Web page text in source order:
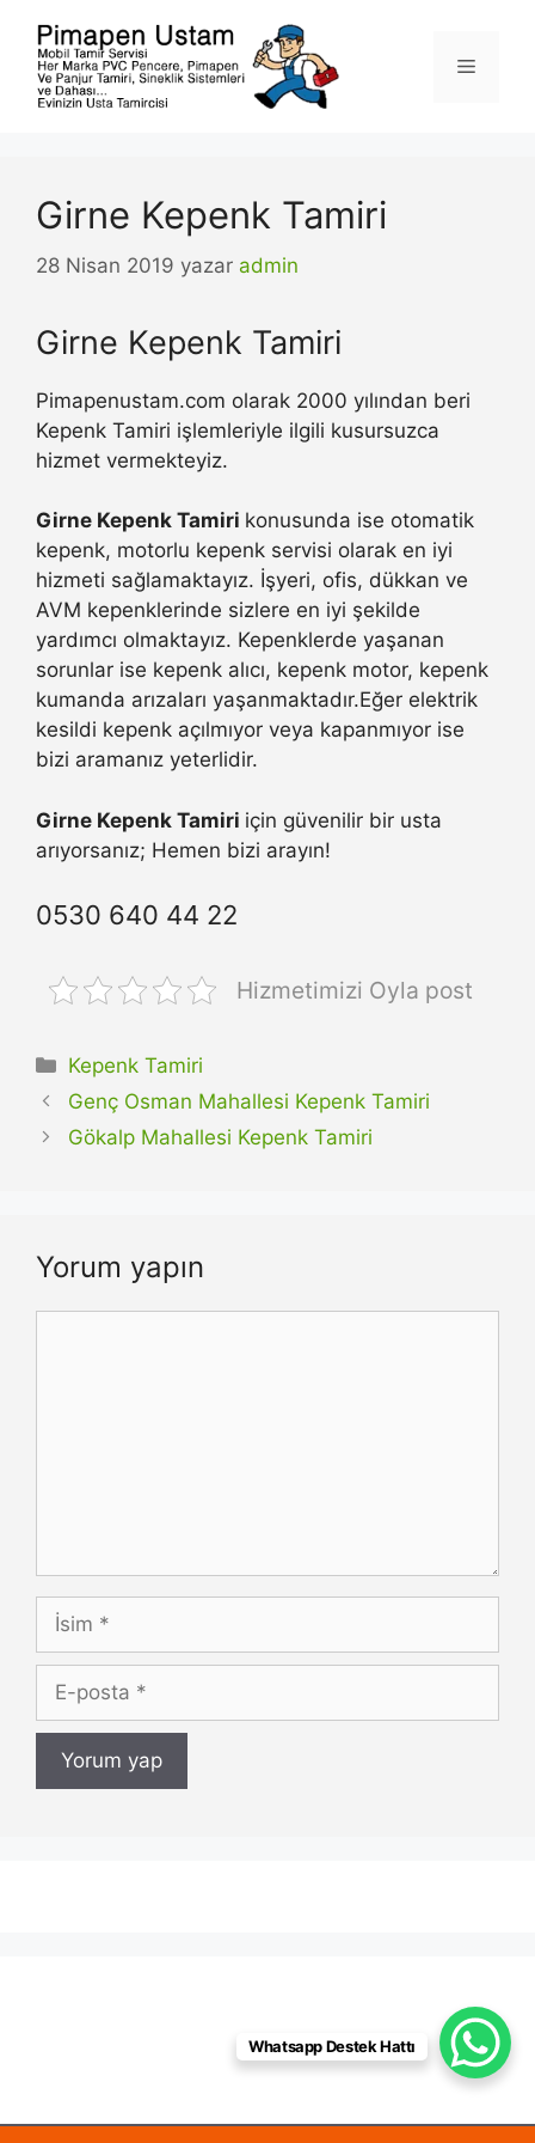
Menü
Girne Kepenk Tamiri
28 Nisan 2019 yazar admin
Girne Kepenk Tamiri
Pimapenustam.com olarak 2000 yılından beri
Kepenk Tamiri işlemleriyle ilgili kusursuzca
hizmet vermekteyiz.
Girne Kepenk Tamiri konusunda ise otomatik
kepenk, motorlu kepenk servisi olarak en iyi
hizmeti sağlamaktayız. İşyeri, ofis, dükkan ve
AVM kepenklerinde sizlere en iyi şekilde
yardımcı olmaktayız. Kepenklerde yaşanan
sorunlar ise kepenk alıcı, kepenk motor, kepenk
kumanda arızaları yaşanmaktadır.Eğer elektrik
kesildi kepenk açılmıyor veya kapanmıyor ise
bizi aramanız yeterlidir.
Girne Kepenk Tamiri için güvenilir bir usta
arıyorsanız; Hemen bizi arayın!
0530 640 44 22
Hizmetimizi Oyla post
Kategoriler
Kepenk Tamiri
Genç Osman Mahallesi Kepenk Tamiri
Gökalp Mahallesi Kepenk Tamiri
Yorum yapın
İsim
posta
Whatsapp Destek Hattı